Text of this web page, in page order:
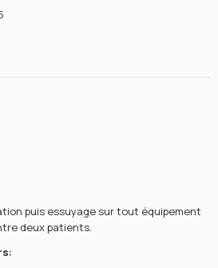
puis essuyage sur tout équipement
deux patients.